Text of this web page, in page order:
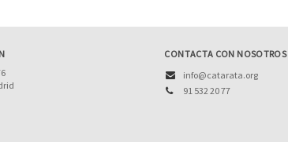
CONTACTA CON NOSOTROS
info@catarata.org
91 532 20 77